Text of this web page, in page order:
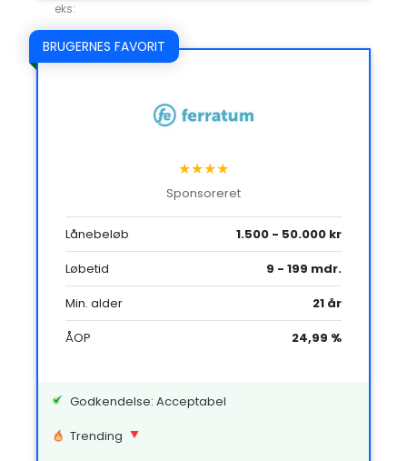
eks:
BRUGERNES FAVORIT
★★★★
Sponsoreret
Lånebeløb
1.500 - 50.000 kr
Løbetid
9 - 199 mdr.
Min. alder
21 år
ÅOP
24,99 %
Godkendelse: Acceptabel
Trending